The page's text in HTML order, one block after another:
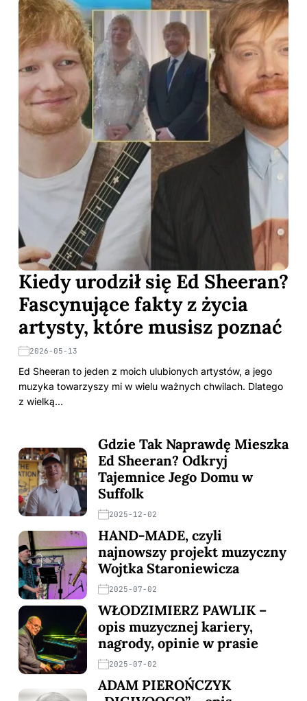
Kiedy urodził się Ed Sheeran?
Fascynujące fakty z życia
artysty, które musisz poznać
2026-05-13
Ed Sheeran to jeden z moich ulubionych artystów, a jego
muzyka towarzyszy mi w wielu ważnych chwilach. Dlatego
z wielką…
Gdzie Tak Naprawdę Mieszka
Ed Sheeran? Odkryj
Tajemnice Jego Domu w
Suffolk
2025-12-02
HAND-MADE, czyli
najnowszy projekt muzyczny
Wojtka Staroniewicza
2025-07-02
WŁODZIMIERZ PAWLIK –
opis muzycznej kariery,
nagrody, opinie w prasie
2025-07-02
ADAM PIEROŃCZYK